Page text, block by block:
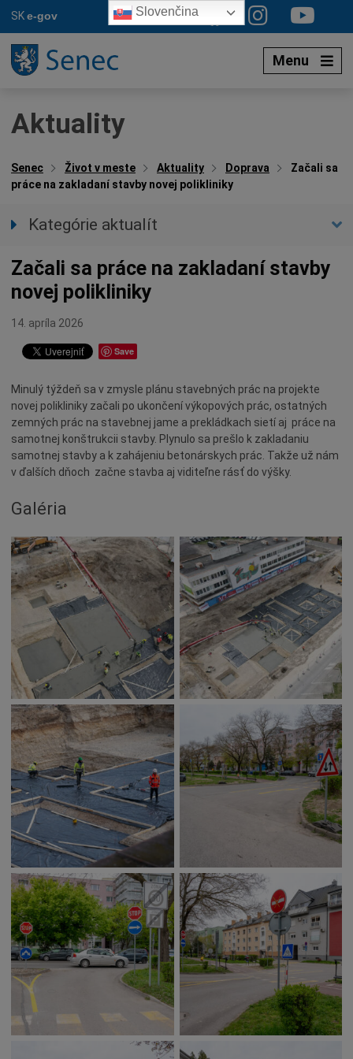
SKe-gov
Menu
Aktuality
Senec Život v meste Aktuality Doprava
Začali sa
práce na zakladaní stavby novej polikliniky
Kategórie aktualít
Spravodajstvo
Parkovacia politika
Kultúra
Ocenenia
Údržba
Doprava
Oznamy
Mestský úrad
Primátor
Otázky a odpovede
Napísali o nás
Osobnosti
História
Ocenenia
Šport
Naše školy
Seniori
Partnerské mestá
Národnostné menšiny
Podujatie
Cyklomesto
Rekonštrukcia
História
Turizmus
Slnečné jazerá
Zdravotníctvo
Dobrovoľníctvo
Rady a tipy
Benefícia
Začali sa práce na zakladaní stavby
novej polikliniky
14. apríla 2026
Save
Minulý týždeň sa v zmysle plánu stavebných prác na projekte
novej polikliniky začali po ukončení výkopových prác, ostatných
zemných prác na stavebnej jame a prekládkach sietí aj práce na
samotnej konštrukcii stavby. Plynulo sa prešlo k zakladaniu
samotnej stavby a k zahájeniu betonárskych prác. Takže už nám
v ďalších dňoch začne stavba aj viditeľne rásť do výšky.
Galéria
Slovenčina